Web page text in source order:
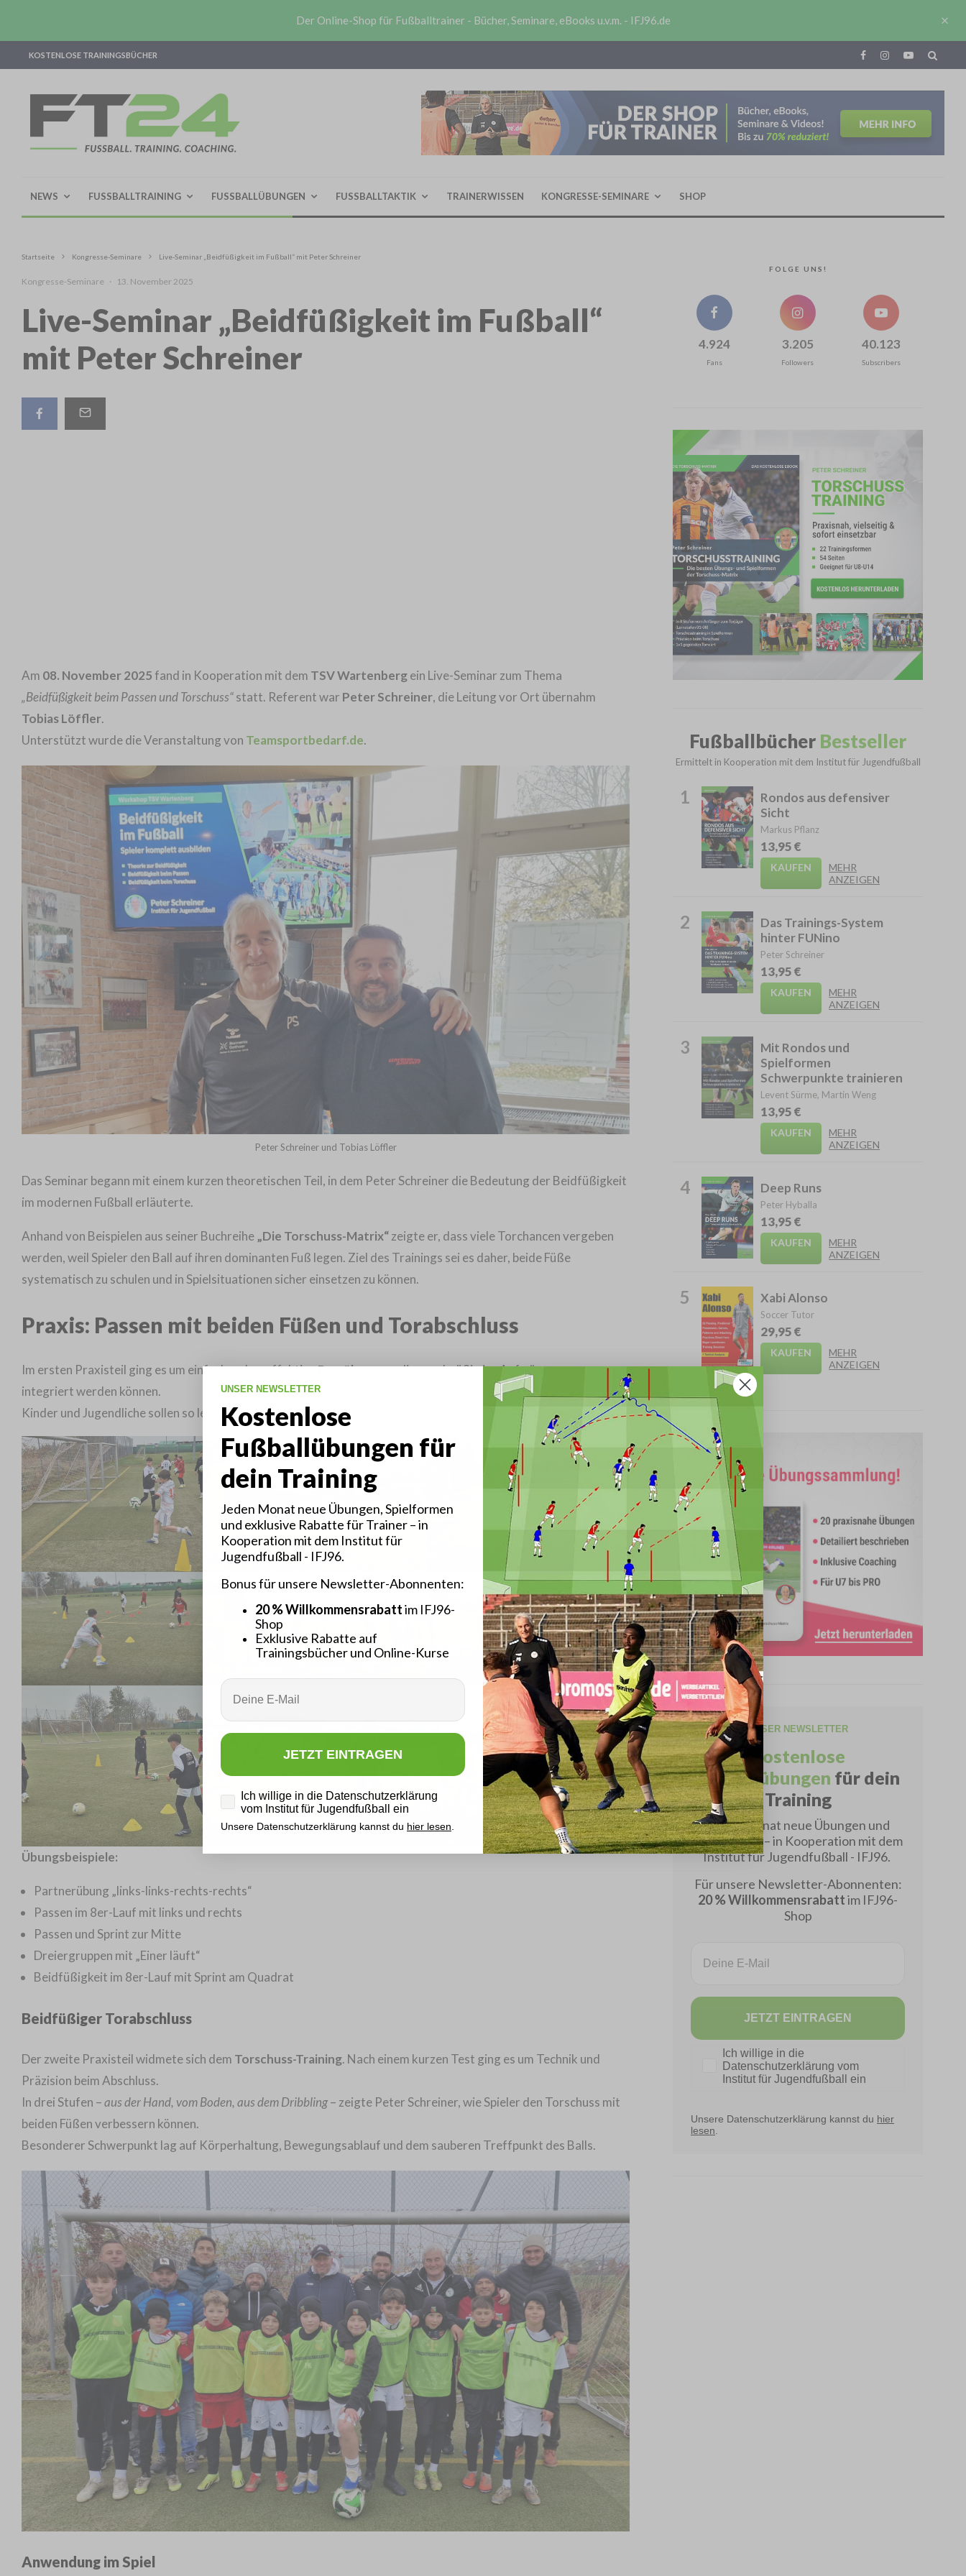
Der Online-Shop für Fußballtrainer - Bücher, Seminare, eBooks u.v.m. - IFJ96.de
KOSTENLOSE TRAININGSBÜCHER
NEWS FUSSBALLTRAINING FUSSBALLÜBUNGEN FUSSBALLTAKTIK TRAINERWISSEN KONGRESSE-SEMINARE SHOP
Startseite Kongresse-Seminare Live-Seminar „Beidfüßigkeit im Fußball“ mit Peter Schreiner
Kongresse-Seminare · 13. November 2025
Live-Seminar „Beidfüßigkeit im Fußball“
mit Peter Schreiner
Am 08. November 2025fand in Kooperation mit dem TSV Wartenbergein Live-Seminar zum Thema
„Beidfüßigkeit beim Passen und Torschuss“statt. Referent war Peter Schreiner, die Leitung vor Ort übernahm
Tobias Löffler.
Unterstützt wurde die Veranstaltung von Teamsportbedarf.de.
Peter Schreiner und Tobias Löffler
Das Seminar begann mit einem kurzen theoretischen Teil, in dem Peter Schreiner die Bedeutung der Beidfüßigkeit
im modernen Fußball erläuterte.
Anhand von Beispielen aus seiner Buchreihe„Die Torschuss-Matrix“zeigte er, dass viele Torchancen vergeben
werden, weil Spieler den Ball auf ihren dominanten Fuß legen. Ziel des Trainings sei es daher, beide Füße
systematisch zu schulen und in Spielsituationen sicher einsetzen zu können.
Praxis: Passen mit beiden Füßen und Torabschluss
Im ersten Praxisteil ging es um einfache, aber effektivePassübungen, die regelmäßig ins Aufwärmprogramm
integriert werden können.
Kinder und Jugendliche sollen so lernen, auch mit dem schwächeren Fuß saubere und präzise Pässe zu spielen.
Übungsbeispiele:
Partnerübung „links-links-rechts-rechts“
Passen im 8er-Lauf mit links und rechts
Passen und Sprint zur Mitte
Dreiergruppen mit „Einer läuft“
Beidfüßigkeit im 8er-Lauf mit Sprint am Quadrat
Beidfüßiger Torabschluss
Der zweite Praxisteil widmete sich dem Torschuss-Training. Nach einem kurzen Test ging es um Technik und
Präzision beim Abschluss.
In drei Stufen –aus der Hand, vom Boden, aus dem Dribbling– zeigte Peter Schreiner, wie Spieler den Torschuss mit
beiden Füßen verbessern können.
Besonderer Schwerpunkt lag auf Körperhaltung, Bewegungsablauf und dem sauberen Treffpunkt des Balls.
Anwendung im Spiel
FOLGE UNS!
4.924
Fans
3.205
Followers
40.123
Subscribers
Fußballbücher Bestseller
Ermittelt in Kooperation mit dem Institut für Jugendfußball
1
Rondos aus defensiver
Sicht
Markus Pflanz
13,95 €
KAUFEN
MEHR
ANZEIGEN
2
Das Trainings-System
hinter FUNino
Peter Schreiner
13,95 €
KAUFEN
MEHR
ANZEIGEN
3
Mit Rondos und
Spielformen
Schwerpunkte trainieren
Levent Sürme, Martin Weng
13,95 €
KAUFEN
MEHR
ANZEIGEN
4 Deep Runs
Peter Hyballa
13,95 €
KAUFEN
MEHR
ANZEIGEN
5 Xabi Alonso
Soccer Tutor
29,95 €
KAUFEN
MEHR
ANZEIGEN
UNSER NEWSLETTER
Kostenlose
Fußballübungen für dein
Training
Jeden Monat neue Übungen und
Spielformen – in Kooperation mit dem
Institut für Jugendfußball - IFJ96.
Für unsere Newsletter-Abonnenten:
20 % Willkommensrabattim IFJ96-
Shop
JETZT EINTRAGEN
Datenschutz
Ich willige in die
Datenschutzerklärung vom
Institut für Jugendfußball ein
Unsere Datenschutzerklärung kannst du hier
lesen.
UNSER NEWSLETTER
Kostenlose
Fußballübungen für
dein Training
Jeden Monat neue Übungen, Spielformen
und exklusive Rabatte für Trainer – in
Kooperation mit dem Institut für
Jugendfußball - IFJ96.
Bonus für unsere Newsletter-Abonnenten:
20 % Willkommensrabattim IFJ96-
Shop
Exklusive Rabatte auf
Trainingsbücher und Online-Kurse
Email
JETZT EINTRAGEN
Datenschutz
Ich willige in die Datenschutzerklärung
vom Institut für Jugendfußball ein
Unsere Datenschutzerklärung kannst du hier lesen